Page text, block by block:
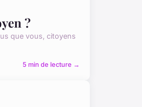
?
que vous, citoyens
5 min de lecture →